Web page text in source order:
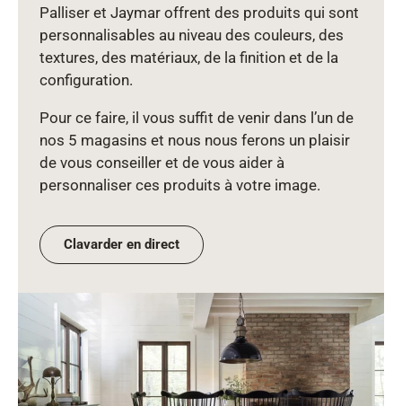
Palliser et Jaymar offrent des produits qui sont
personnalisables au niveau des couleurs, des
textures, des matériaux, de la finition et de la
configuration.
Pour ce faire, il vous suffit de venir dans l’un de
nos 5 magasins et nous nous ferons un plaisir
de vous conseiller et de vous aider à
personnaliser ces produits à votre image.
Clavarder en direct